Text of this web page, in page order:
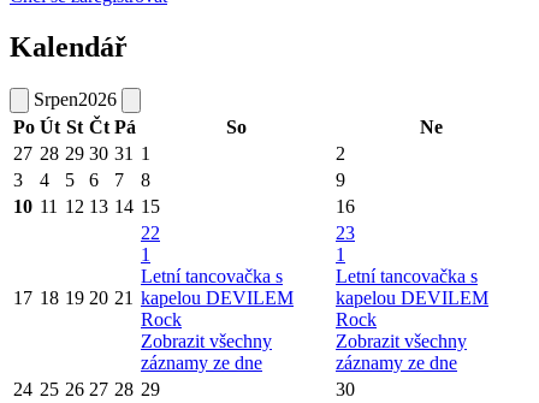
Kalendář
Srpen2026
Po Út St Čt Pá So
Ne
27 28 29 30 31 1
2
3
4 5 6 7 8
9
10 11 12 13 14 15 16
17 18 19 20 21
22
1
Letní tancovačka s
kapelou DEVILEM
Rock
Zobrazit všechny
záznamy ze dne
23
1
Letní tancovačka s
kapelou DEVILEM
Rock
Zobrazit všechny
záznamy ze dne
24 25 26 27 28 29 30